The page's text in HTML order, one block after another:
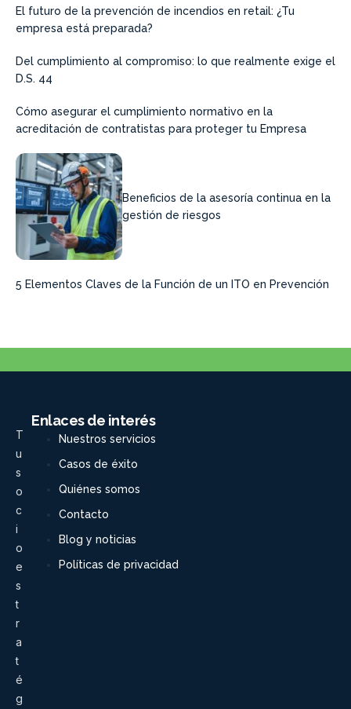
El futuro de la prevención de incendios en retail: ¿Tu
empresa está preparada?
Del cumplimiento al compromiso: lo que realmente exige el
D.S. 44
Cómo asegurar el cumplimiento normativo en la
acreditación de contratistas para proteger tu Empresa
Beneficios de la asesoría continua en la
gestión de riesgos
5 Elementos Claves de la Función de un ITO en Prevención
T
u
s
o
c
i
o
e
s
t
r
a
t
é
g
Enlaces de interés
Nuestros servicios
Casos de éxito
Quiénes somos
Contacto
Blog y noticias
Políticas de privacidad